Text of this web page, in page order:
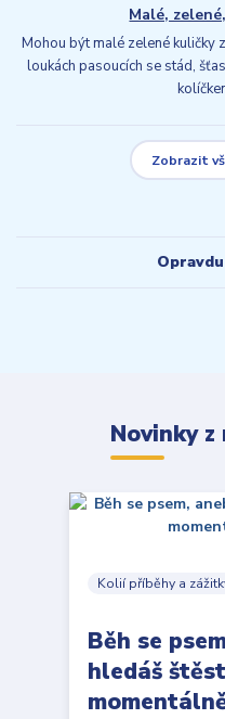
Malé,
Mohou být malé zelené kuličky
loukách pasoucích se stád,
Zobrazit
Novinky
Kolií příběhy a
Běh se
hledáš